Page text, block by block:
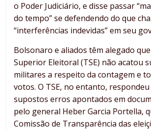
o Poder Judiciário, e disse passar
do tempo” se defendendo do que
“interferências indevidas” em seu
Bolsonaro e aliados têm alegado
Superior Eleitoral (TSE) não acatou
militares a respeito da contagem e
votos. O TSE, no entanto,
supostos erros apontados em
pelo general Heber Garcia Portella,
Comissão de Transparência das